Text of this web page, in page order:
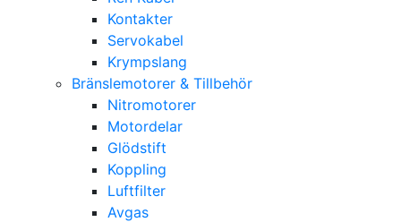
Kontakter
Servokabel
Krympslang
Bränslemotorer & Tillbehör
Nitromotorer
Motordelar
Glödstift
Koppling
Luftfilter
Avgas